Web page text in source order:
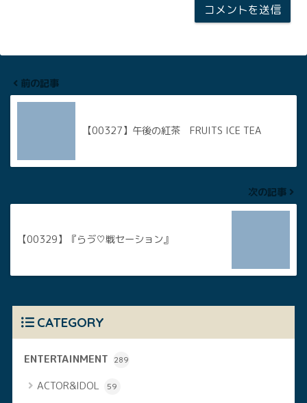
前の記事
【00327】午後の紅茶 FRUITS ICE TEA
次の記事
【00329】『らゔ♡戦セーション』
CATEGORY
ENTERTAINMENT 289
ACTOR&IDOL 59